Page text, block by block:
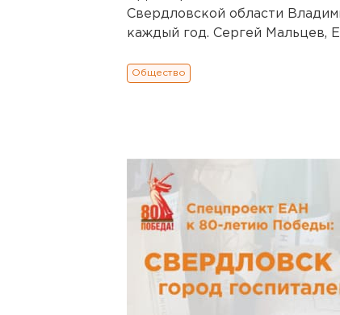
Свердловской области
каждый год. Сергей Мальцев,
Общество